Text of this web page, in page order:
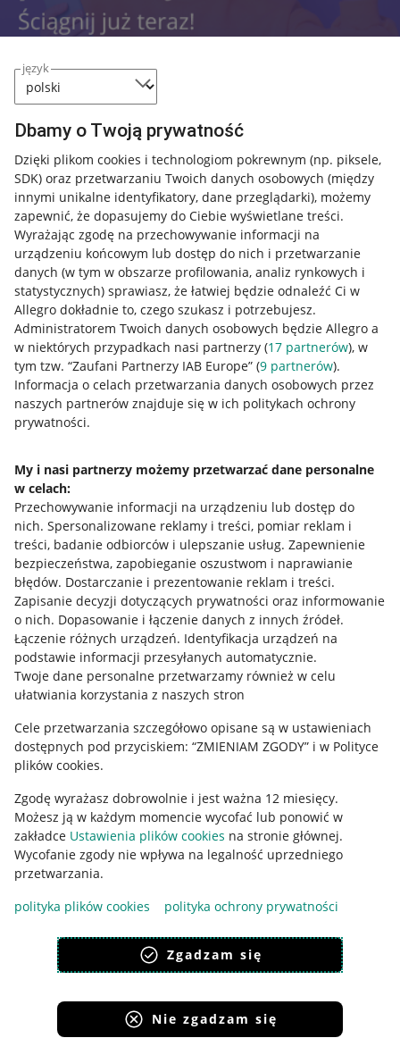
język
Dbamy o Twoją prywatność
Dzięki plikom cookies i technologiom pokrewnym (np. piksele,
SDK) oraz przetwarzaniu Twoich danych osobowych (między
innymi unikalne identyfikatory, dane przeglądarki), możemy
zapewnić, że dopasujemy do Ciebie wyświetlane treści.
Wyrażając zgodę na przechowywanie informacji na
urządzeniu końcowym lub dostęp do nich i przetwarzanie
danych (w tym w obszarze profilowania, analiz rynkowych i
statystycznych) sprawiasz, że łatwiej będzie odnaleźć Ci w
Allegro dokładnie to, czego szukasz i potrzebujesz.
Administratorem Twoich danych osobowych będzie Allegro a
w niektórych przypadkach nasi partnerzy (17 partnerów), w
tym tzw. “Zaufani Partnerzy IAB Europe” (9 partnerów).
Informacja o celach przetwarzania danych osobowych przez
naszych partnerów znajduje się w ich politykach ochrony
prywatności.
My i nasi partnerzy możemy przetwarzać dane personalne
w celach:
Przechowywanie informacji na urządzeniu lub dostęp do
nich. Spersonalizowane reklamy i treści, pomiar reklam i
treści, badanie odbiorców i ulepszanie usług. Zapewnienie
bezpieczeństwa, zapobieganie oszustwom i naprawianie
błędów. Dostarczanie i prezentowanie reklam i treści.
Zapisanie decyzji dotyczących prywatności oraz informowanie
o nich. Dopasowanie i łączenie danych z innych źródeł.
Łączenie różnych urządzeń. Identyfikacja urządzeń na
podstawie informacji przesyłanych automatycznie.
Twoje dane personalne przetwarzamy również w celu
ułatwiania korzystania z naszych stron
Cele przetwarzania szczegółowo opisane są w ustawieniach
dostępnych pod przyciskiem: “ZMIENIAM ZGODY” i w Polityce
plików cookies.
Zgodę wyrażasz dobrowolnie i jest ważna 12 miesięcy.
Możesz ją w każdym momencie wycofać lub ponowić w
zakładce Ustawienia plików cookies na stronie głównej.
Wycofanie zgody nie wpływa na legalność uprzedniego
przetwarzania.
polityka plików cookies
polityka ochrony prywatności
Zgadzam się
Nie zgadzam się
Przydatne informacje
Jak to działa
Napisz do nas
Allegro Gadane dla sprzedających
Allegro Gadane dla kupujących
Mapa miejscowości
Informacje prawne
Regulamin
Ustawienia plików "cookies"
Udostępnianie lokalizacji
Informacje dla Aktu o Usługach Cyfrowych
Pobierz aplikację
Korzystanie z serwisu oznacza akceptację regulaminu.